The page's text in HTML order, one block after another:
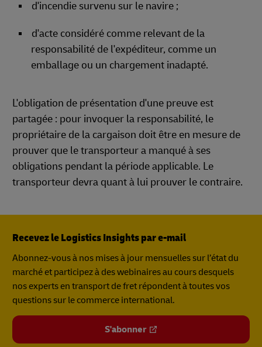
d'incendie survenu sur le navire ;
d'acte considéré comme relevant de la
responsabilité de l'expéditeur, comme un
emballage ou un chargement inadapté.
L'obligation de présentation d'une preuve est
partagée : pour invoquer la responsabilité, le
propriétaire de la cargaison doit être en mesure de
prouver que le transporteur a manqué à ses
obligations pendant la période applicable. Le
transporteur devra quant à lui prouver le contraire.
Recevez le Logistics Insights par e-mail
Abonnez-vous à nos mises à jour mensuelles sur l’état du
marché et participez à des webinaires au cours desquels
nos experts en transport de fret répondent à toutes vos
questions sur le commerce international.
S'abonner